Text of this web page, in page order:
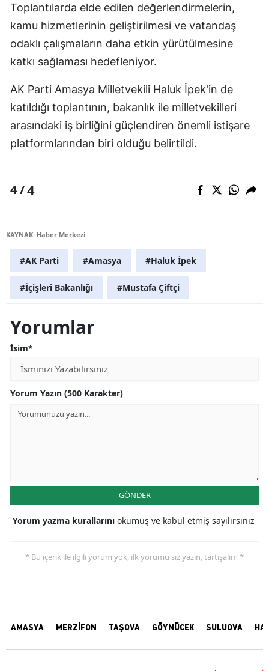
Toplantılarda elde edilen değerlendirmelerin,
kamu hizmetlerinin geliştirilmesi ve vatandaş
odaklı çalışmaların daha etkin yürütülmesine
katkı sağlaması hedefleniyor.
AK Parti Amasya Milletvekili Haluk İpek'in de
katıldığı toplantının, bakanlık ile milletvekilleri
arasındaki iş birliğini güçlendiren önemli istişare
platformlarından biri olduğu belirtildi.
4 /4
KAYNAK: Haber Merkezi
#AK Parti #Amasya #Haluk İpek
#İçişleri Bakanlığı #Mustafa Çiftçi
Yorumlar
İsim*
Yorum Yazın (500 Karakter)
GÖNDER
Yorum yazma kurallarını okumuş ve kabul etmiş sayılırsınız
* Bu içerik ile ilgili yorum yok, ilk yorumu siz yazın, tartışalım *
AMASYA MERZİFON TAŞOVA GÖYNÜCEK SULUOVA